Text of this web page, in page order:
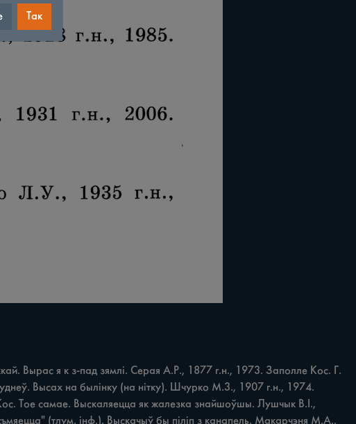
Вырас я к з-пад зямлі. Серая A.P., 1877 г.н., 1973. Заполле Кос. Г.
Высах на былінку (на нітку). Шчурко M.3., 1907 г.н., 1974.
Toe самае. Выскаляецца як жалезка знайшоўшы. Лушчык В.І.,
(тлум. інф.). Выскачыў бы піліп з канапель. Макарчэня M.A.,
Так